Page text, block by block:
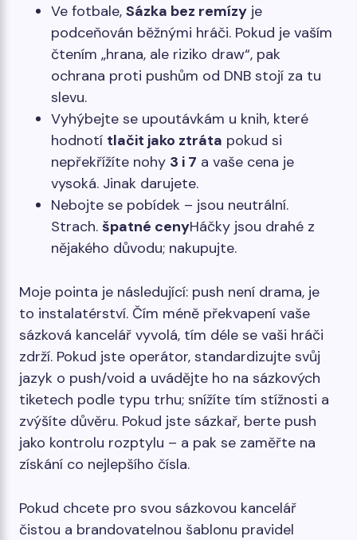
Ve fotbale, Sázka bez remízy je
podceňován běžnými hráči. Pokud je vaším
čtením „hrana, ale riziko draw“, pak
ochrana proti pushům od DNB stojí za tu
slevu.
Vyhýbejte se upoutávkám u knih, které
hodnotí tlačit jako ztráta pokud si
nepřekřížíte nohy 3 i 7 a vaše cena je
vysoká. Jinak darujete.
Nebojte se pobídek – jsou neutrální.
Strach. špatné cenyHáčky jsou drahé z
nějakého důvodu; nakupujte.
Moje pointa je následující: push není drama, je
to instalatérství. Čím méně překvapení vaše
sázková kancelář vyvolá, tím déle se vaši hráči
zdrží. Pokud jste operátor, standardizujte svůj
jazyk o push/void a uvádějte ho na sázkových
tiketech podle typu trhu; snížíte tím stížnosti a
zvýšíte důvěru. Pokud jste sázkař, berte push
jako kontrolu rozptylu – a pak se zaměřte na
získání co nejlepšího čísla.
Pokud chcete pro svou sázkovou kancelář
čistou a brandovatelnou šablonu pravidel